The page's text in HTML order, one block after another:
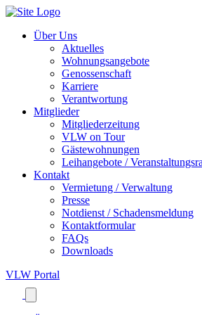
Über Uns
Aktuelles
Wohnungsangebote
Genossenschaft
Karriere
Verantwortung
Mitglieder
Mitgliederzeitung
VLW on Tour
Gästewohnungen
Leihangebote /
Kontakt
Vermietung / Verwaltung
Presse
Notdienst / Schadensmeldung
Kontaktformular
FAQs
Downloads
VLW Portal